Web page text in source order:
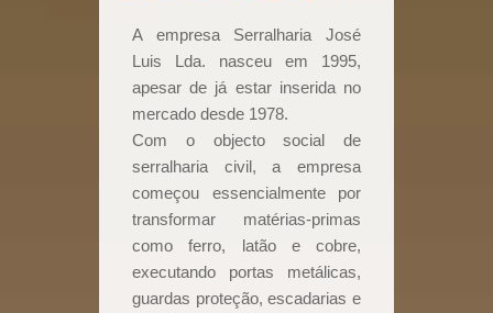
A empresa Serralharia José
Luis Lda. nasceu em 1995,
apesar de já estar inserida no
mercado desde 1978.
Com o objecto social de
serralharia civil, a empresa
começou essencialmente por
transformar matérias-primas
como ferro, latão e cobre,
executando portas metálicas,
guardas proteção, escadarias e